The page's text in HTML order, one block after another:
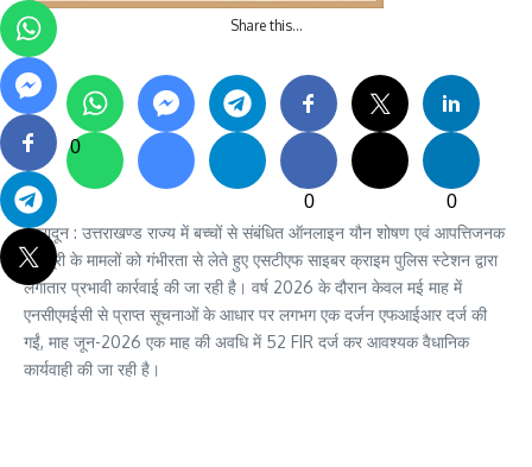
0
Share this…
0
0
देहरादून : उत्तराखण्ड राज्य में बच्चों से संबंधित ऑनलाइन यौन शोषण एवं आपत्तिजनक
सामग्री के मामलों को गंभीरता से लेते हुए एसटीएफ साइबर क्राइम पुलिस स्टेशन द्वारा
लगातार प्रभावी कार्रवाई की जा रही है। वर्ष 2026 के दौरान केवल मई माह में
एनसीएमईसी से प्राप्त सूचनाओं के आधार पर लगभग एक दर्जन एफआईआर दर्ज की
गईं, माह जून-2026 एक माह की अवधि में 52 FIR दर्ज कर आवश्यक वैधानिक
कार्यवाही की जा रही है।